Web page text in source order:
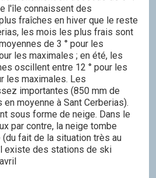
l'île connaissent des
fraîches en hiver que le reste
les mois les plus frais sont
de 3 ° pour les
les maximales ; en été, les
oscillent entre 12 ° pour les
les maximales. Les
importantes (850 mm de
moyenne à Sant Cerberias).
sous forme de neige. Dans le
par contre, la neige tombe
fait de la situation très au
existe des stations de ski